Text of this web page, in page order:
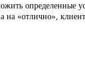
определенные
на «отлично»,